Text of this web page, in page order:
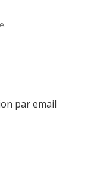
par email